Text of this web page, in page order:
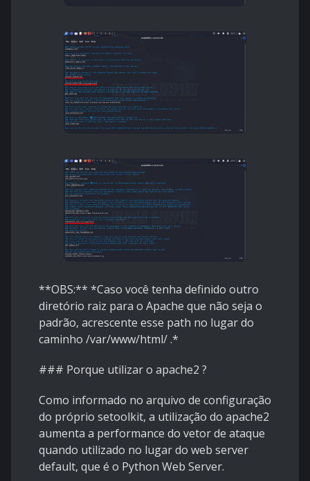
**OBS:** *Caso você tenha definido outro
diretório raiz para o Apache que não seja o
padrão, acrescente esse path no lugar do
caminho /var/www/html/ .*
### Porque utilizar o apache2 ?
Como informado no arquivo de configuração
do próprio setoolkit, a utilização do apache2
aumenta a performance do vetor de ataque
quando utilizado no lugar do web server
default, que é o Python Web Server.